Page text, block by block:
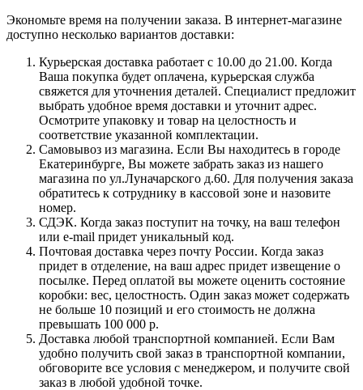
Экономьте время на получении заказа. В интернет-магазине
доступно несколько вариантов доставки:
Курьерская доставка работает с 10.00 до 21.00. Когда
Ваша покупка будет оплачена, курьерская служба
свяжется для уточнения деталей. Специалист предложит
выбрать удобное время доставки и уточнит адрес.
Осмотрите упаковку и товар на целостность и
соответствие указанной комплектации.
Самовывоз из магазина. Если Вы находитесь в городе
Екатеринбурге, Вы можете забрать заказ из нашего
магазина по ул.Луначарского д.60. Для получения заказа
обратитесь к сотруднику в кассовой зоне и назовите
номер.
СДЭК. Когда заказ поступит на точку, на ваш телефон
или e-mail придет уникальный код.
Почтовая доставка через почту России. Когда заказ
придет в отделение, на ваш адрес придет извещение о
посылке. Перед оплатой вы можете оценить состояние
коробки: вес, целостность. Один заказ может содержать
не больше 10 позиций и его стоимость не должна
превышать 100 000 р.
Доставка любой транспортной компанией. Если Вам
удобно получить свой заказ в транспортной компании,
обговорите все условия с менеджером, и получите свой
заказ в любой удобной точке.